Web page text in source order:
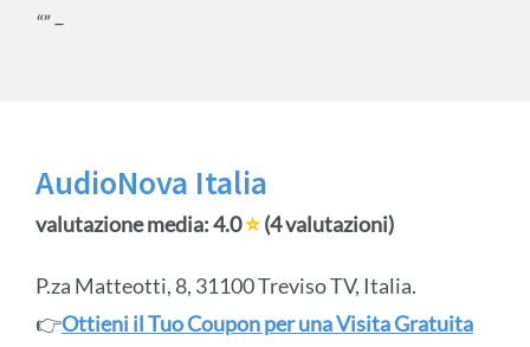
“”–
AudioNova Italia
valutazione media: 4.0⭐(4 valutazioni)
P.za Matteotti, 8, 31100 Treviso TV, Italia.
👉Ottieni il Tuo Coupon per una Visita Gratuita